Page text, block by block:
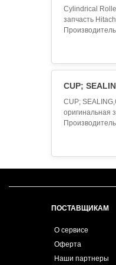
Cylindrical
запчасть
Bearing с
Заводское
CUP;
CUP;
оригинальная
SEALING,C/BL
ПОСТАВЩИКАМ
О сервисе
Оферта
Наши партнеры